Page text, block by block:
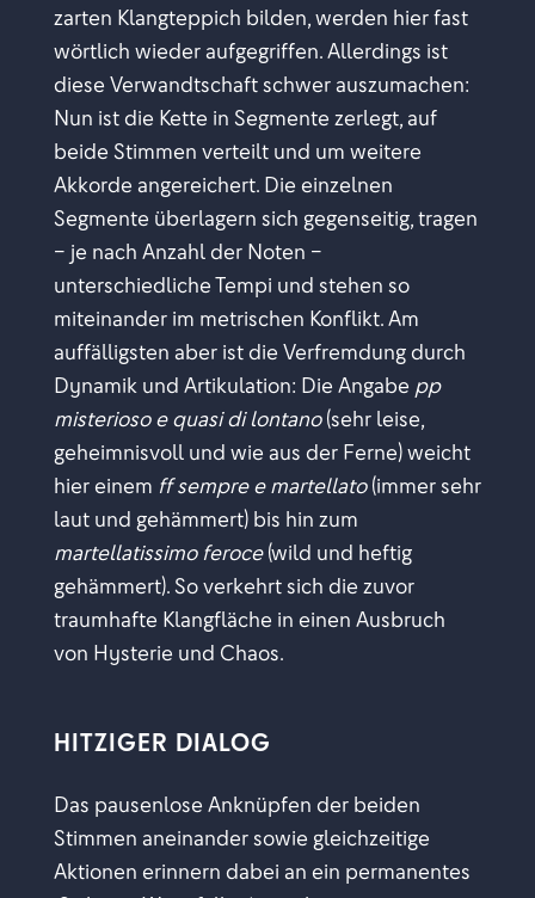
zarten Klangteppich bilden, werden hier fast
wörtlich wieder aufgegriffen. Allerdings ist
diese Verwandtschaft schwer auszumachen:
Nun ist die Kette in Segmente zerlegt, auf
beide Stimmen verteilt und um weitere
Akkorde angereichert. Die einzelnen
Segmente überlagern sich gegenseitig, tragen
– je nach Anzahl der Noten –
unterschiedliche Tempi und stehen so
miteinander im metrischen Konflikt. Am
auffälligsten aber ist die Verfremdung durch
Dynamik und Artikulation: Die Angabe pp
misterioso e quasi di lontano(sehr leise,
geheimnisvoll und wie aus der Ferne) weicht
hier einem ff sempre e martellato(immer sehr
laut und gehämmert) bis hin zum
martellatissimo feroce(wild und heftig
gehämmert). So verkehrt sich die zuvor
traumhafte Klangfläche in einen Ausbruch
von Hysterie und Chaos.
HITZIGER DIALOG
Das pausenlose Anknüpfen der beiden
Stimmen aneinander sowie gleichzeitige
Aktionen erinnern dabei an ein permanentes